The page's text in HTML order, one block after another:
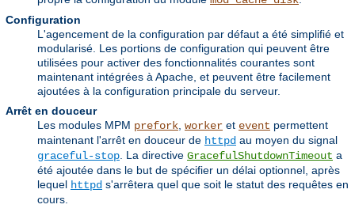
Configuration
L'agencement de la configuration par défaut a été simplifié et
modularisé. Les portions de configuration qui peuvent être
utilisées pour activer des fonctionnalités courantes sont
maintenant intégrées à Apache, et peuvent être facilement
ajoutées à la configuration principale du serveur.
Arrêt en douceur
Les modules MPM prefork worker et event permettent
maintenant l'arrêt en douceur de httpd au moyen du signal
graceful-stop . La directive GracefulShutdownTimeout a
été ajoutée dans le but de spécifier un délai optionnel, après
lequel httpd s'arrêtera quel que soit le statut des requêtes en
cours.